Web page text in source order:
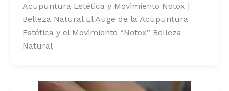
Acupuntura Estética y Movimiento Notox |
Belleza Natural El Auge de la Acupuntura
Estética y el Movimiento “Notox” Belleza
Natural